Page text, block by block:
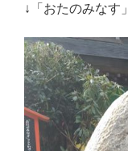
↓「おたのみなす」